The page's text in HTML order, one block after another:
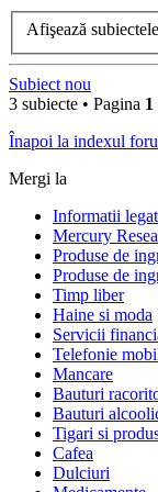
Afişează
Subiect nou
3 subiecte • Pagina 1
Înapoi la indexul
Mergi la
Informatii
Mercury
Produse de
Produse de
Timp liber
Haine si moda
Servicii
Telefonie
Mancare
Bauturi
Bauturi
Tigari si
Cafea
Dulciuri